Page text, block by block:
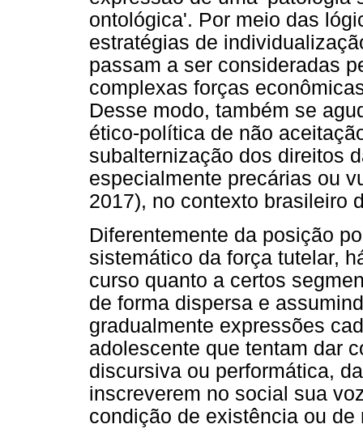
ontológica'. Por meio das
estratégias de
passam a ser consideradas
complexas forças
Desse modo, também se
ético-política de não
subalternização dos direitos
especialmente precárias ou
2017), no contexto brasileiro
Diferentemente da posição
sistemático da força tutelar,
curso quanto a certos
de forma dispersa e
gradualmente expressões
adolescente que tentam dar
discursiva ou performática,
inscreverem no social sua
condição de existência ou de